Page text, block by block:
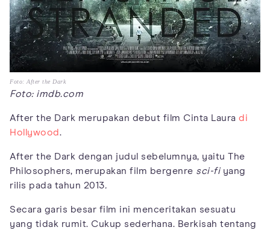
Foto: After the Dark
Foto: imdb.com
After the Dark merupakan debut film Cinta Laura di
Hollywood.
After the Dark dengan judul sebelumnya, yaitu The
Philosophers, merupakan film bergenre sci-fiyang
rilis pada tahun 2013.
Secara garis besar film ini menceritakan sesuatu
yang tidak rumit. Cukup sederhana. Berkisah tentang